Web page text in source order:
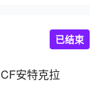
CF安特克拉
已结束